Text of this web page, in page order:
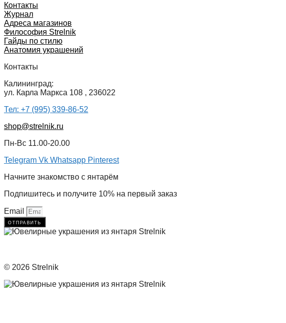
Контакты
Журнал
Адреса магазинов
Философия Strelnik
Гайды по стилю
Анатомия украшений
Контакты
Калининград:
ул. Карла Маркса 108 , 236022
Тел: +7 (995) 339-86-52
shop@strelnik.ru
Пн-Вс 11.00-20.00
Telegram Vk Whatsapp Pinterest
Начните знакомство с янтарём
Подпишитесь и получите 10% на первый заказ
Email
отправить
© 2026 Strelnik